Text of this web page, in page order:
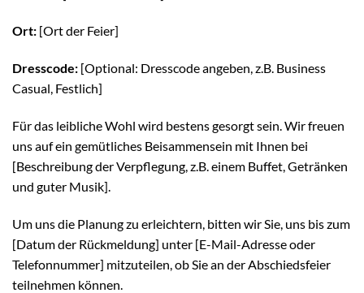
Ort: [Ort der Feier]
Dresscode: [Optional: Dresscode angeben, z.B. Business
Casual, Festlich]
Für das leibliche Wohl wird bestens gesorgt sein. Wir freuen
uns auf ein gemütliches Beisammensein mit Ihnen bei
[Beschreibung der Verpflegung, z.B. einem Buffet, Getränken
und guter Musik].
Um uns die Planung zu erleichtern, bitten wir Sie, uns bis zum
[Datum der Rückmeldung] unter [E-Mail-Adresse oder
Telefonnummer] mitzuteilen, ob Sie an der Abschiedsfeier
teilnehmen können.